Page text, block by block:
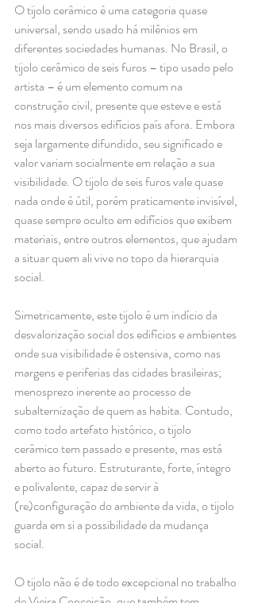
O tijolo cerâmico é uma categoria quase
universal, sendo usado há milênios em
diferentes sociedades humanas. No Brasil, o
tijolo cerâmico de seis furos – tipo usado pelo
artista – é um elemento comum na
construção civil, presente que esteve e está
nos mais diversos edifícios país afora. Embora
seja largamente difundido, seu significado e
valor variam socialmente em relação a sua
visibilidade. O tijolo de seis furos vale quase
nada onde é útil, porém praticamente invisível,
quase sempre oculto em edifícios que exibem
materiais, entre outros elementos, que ajudam
a situar quem ali vive no topo da hierarquia
social.
Simetricamente, este tijolo é um indício da
desvalorização social dos edifícios e ambientes
onde sua visibilidade é ostensiva, como nas
margens e periferias das cidades brasileiras;
menosprezo inerente ao processo de
subalternização de quem as habita. Contudo,
como todo artefato histórico, o tijolo
cerâmico tem passado e presente, mas está
aberto ao futuro. Estruturante, forte, íntegro
e polivalente, capaz de servir à
(re)configuração do ambiente da vida, o tijolo
guarda em si a possibilidade da mudança
social.
O tijolo não é de todo excepcional no trabalho